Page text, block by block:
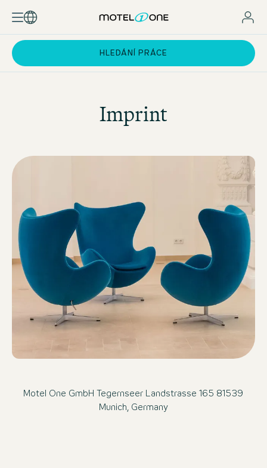
HLEDÁNÍ PRÁCE
Imprint
Motel One GmbH Tegernseer Landstrasse 165 81539
Munich, Germany